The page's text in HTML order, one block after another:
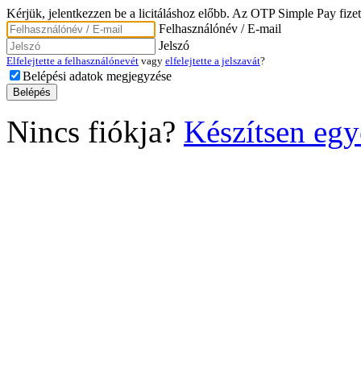
Kérjük, jelentkezzen be a licitáláshoz előbb. Az OTP Simple Pay
Felhasználónév / E-mail
Jelszó
Elfelejtette a felhasználónevét vagy elfelejtette a jelszavát?
Belépési adatok megjegyzése
Nincs fiókja? Készítsen